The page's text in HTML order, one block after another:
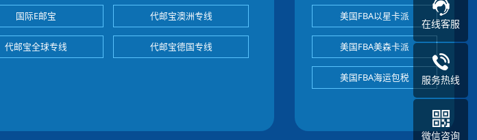
国际E邮宝 代邮宝澳洲专线
代邮宝全球专线 代邮宝德国专线
美国FBA以星卡派
美国FBA美森卡派
美国FBA海运包税
在线客服
服务热线
微信咨询